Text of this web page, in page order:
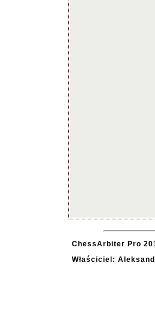
ChessArbiter Pro
Właściciel: